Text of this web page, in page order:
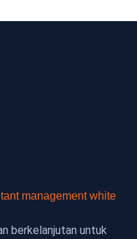
berkelanjutan untuk